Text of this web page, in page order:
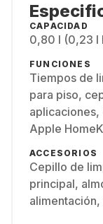
CAPACIDAD
0,80 l (0,23 l
FUNCIONES
Tiempos de
para piso,
Apple
ACCESORIOS
Cepillo de
principal,